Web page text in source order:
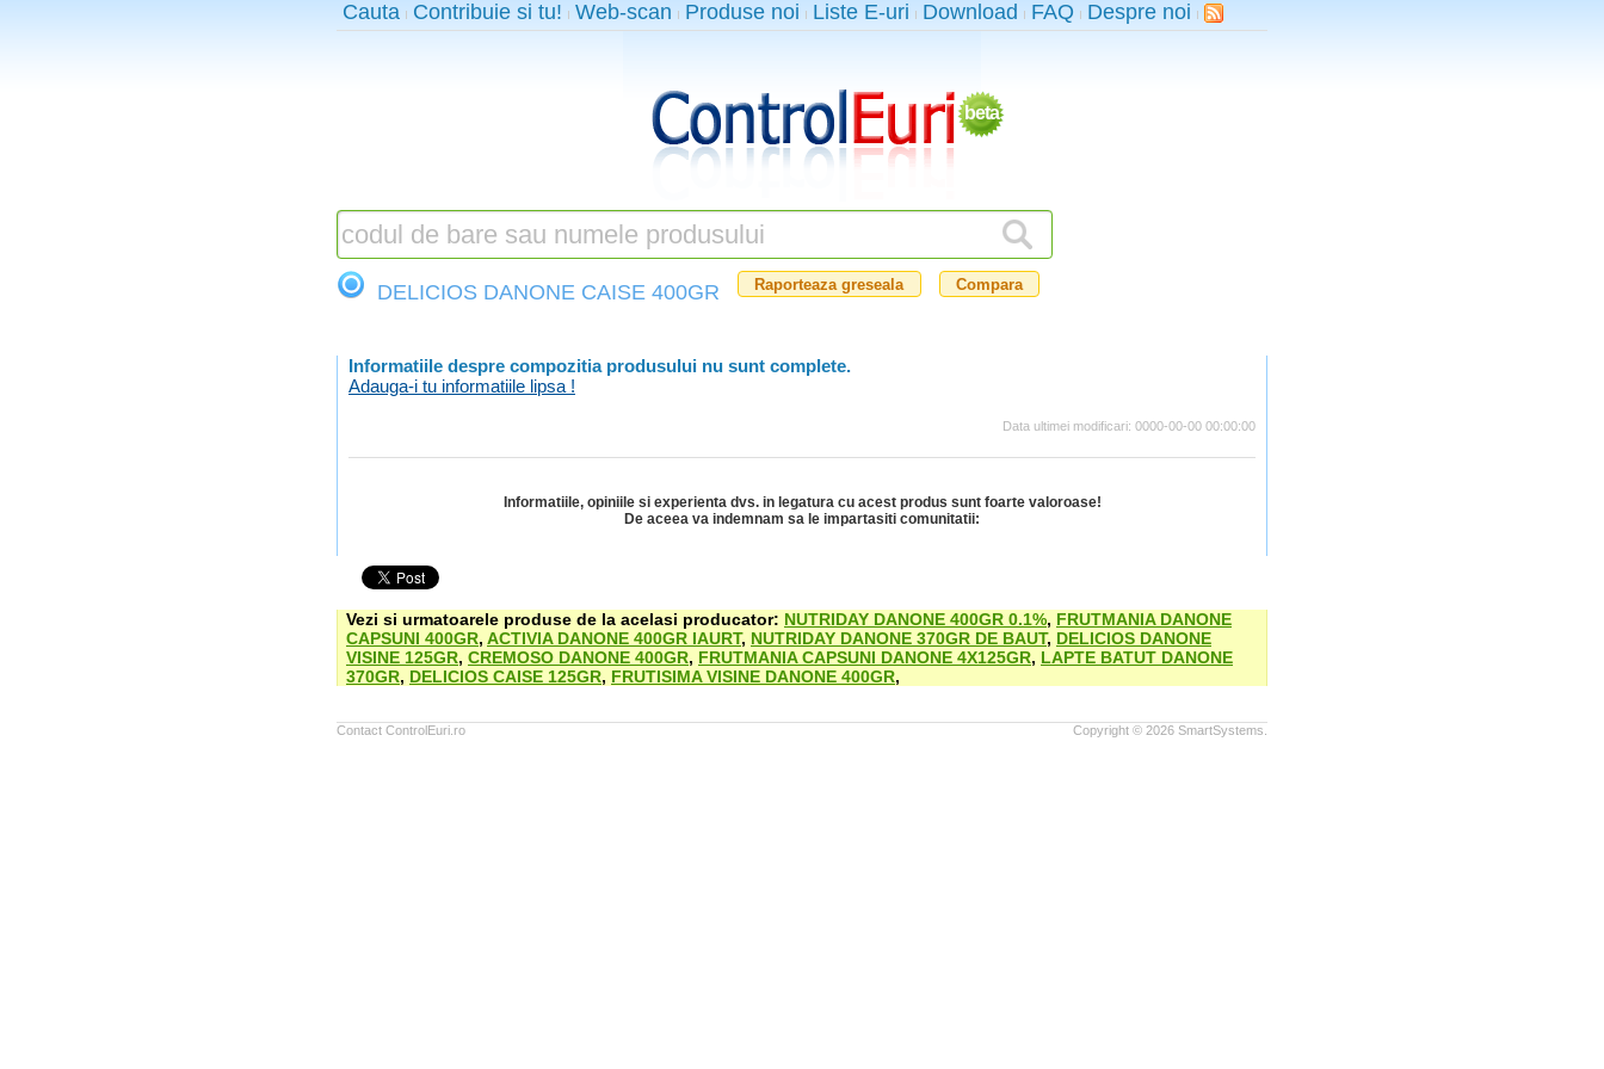
Cauta Contribuie si tu! Web-scan Produse noi Liste E-uri Download FAQ Despre noi
beta
DELICIOS DANONE CAISE 400GR Raporteaza greseala Compara
Informatiile despre compozitia produsului nu sunt complete.
Adauga-i tu informatiile lipsa !
Data ultimei modificari: 0000-00-00 00:00:00
Informatiile, opiniile si experienta dvs. in legatura cu acest produs sunt foarte valoroase!
De aceea va indemnam sa le impartasiti comunitatii:
Vezi si urmatoarele produse de la acelasi producator: NUTRIDAY DANONE 400GR 0.1%, FRUTMANIA DANONE
CAPSUNI 400GR, ACTIVIA DANONE 400GR IAURT, NUTRIDAY DANONE 370GR DE BAUT, DELICIOS DANONE
VISINE 125GR, CREMOSO DANONE 400GR, FRUTMANIA CAPSUNI DANONE 4X125GR, LAPTE BATUT DANONE
370GR, DELICIOS CAISE 125GR, FRUTISIMA VISINE DANONE 400GR,
Contact ControlEuri.ro Copyright © 2026 SmartSystems.